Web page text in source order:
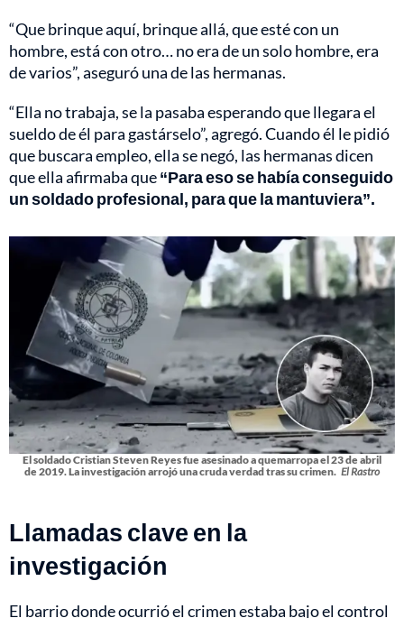
“Que brinque aquí, brinque allá, que esté con un
hombre, está con otro… no era de un solo hombre, era
de varios”, aseguró una de las hermanas.
“Ella no trabaja, se la pasaba esperando que llegara el
sueldo de él para gastárselo”, agregó. Cuando él le pidió
que buscara empleo, ella se negó, las hermanas dicen
que ella afirmaba que“Para eso se había conseguido
un soldado profesional, para que la mantuviera”.
El soldado Cristian Steven Reyes fue asesinado a quemarropa el 23 de abril
de 2019. La investigación arrojó una cruda verdad tras su crimen. El Rastro
Llamadas clave en la
investigación
El barrio donde ocurrió el crimen estaba bajo el control